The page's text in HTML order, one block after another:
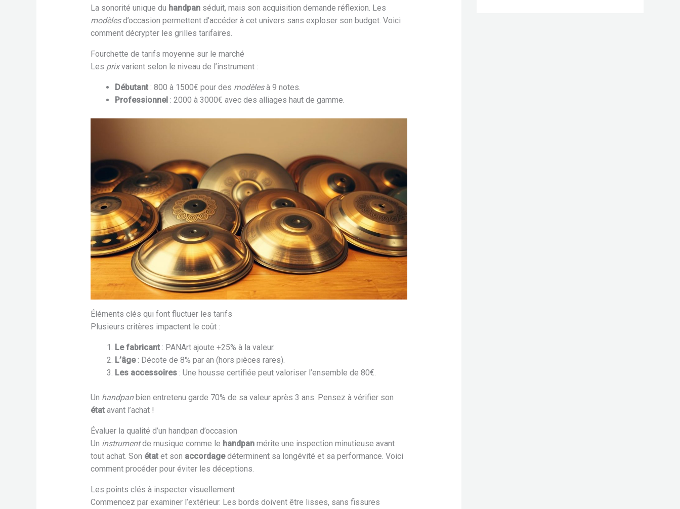
La sonorité unique du handpanséduit, mais son acquisition demande réflexion. Les
modèlesd’occasion permettent d’accéder à cet univers sans exploser son budget. Voici
comment décrypter les grilles tarifaires.
Fourchette de tarifs moyenne sur le marché
Les prixvarient selon le niveau de l’instrument :
Débutant: 800 à 1500€ pour des modèlesà 9 notes.
Professionnel : 2000 à 3000€ avec des alliages haut de gamme.
Éléments clés qui font fluctuer les tarifs
Plusieurs critères impactent le coût :
Le fabricant: PANArt ajoute +25% à la valeur.
L’âge: Décote de 8% par an (hors pièces rares).
Les accessoires: Une housse certifiée peut valoriser l’ensemble de 80€.
Un handpanbien entretenu garde 70% de sa valeur après 3 ans. Pensez à vérifier son
étatavant l’achat !
Évaluer la qualité d’un handpan d’occasion
Un instrumentde musique comme le handpanmérite une inspection minutieuse avant
tout achat. Son étatet son accordagedéterminent sa longévité et sa performance. Voici
comment procéder pour éviter les déceptions.
Les points clés à inspecter visuellement
Commencez par examiner l’extérieur. Les bords doivent être lisses, sans fissures